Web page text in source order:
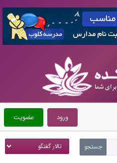
عضویت ورود